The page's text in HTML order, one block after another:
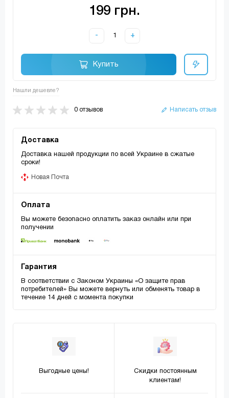
199 грн.
- +
Купить
Нашли дешевле?
0 отзывов Написать отзыв
Доставка
Доставка нашей продукции по всей Украине в сжатые
сроки!
Новая Почта
Оплата
Вы можете безопасно оплатить заказ онлайн или при
получении
Гарантия
В соответствии с Законом Украины «О защите прав
потребителей» Вы можете вернуть или обменять товар в
течение 14 дней с момента покупки
Выгодные цены!
Скидки постоянным
клиентам!